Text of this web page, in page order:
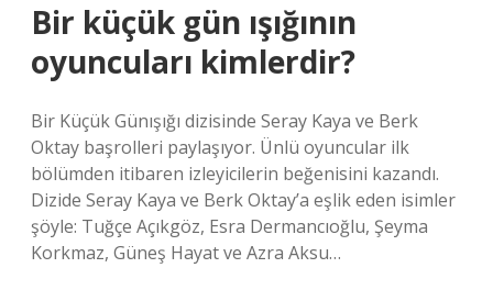
Bir küçük gün ışığının
oyuncuları kimlerdir?
Bir Küçük Günışığı dizisinde Seray Kaya ve Berk
Oktay başrolleri paylaşıyor. Ünlü oyuncular ilk
bölümden itibaren izleyicilerin beğenisini kazandı.
Dizide Seray Kaya ve Berk Oktay’a eşlik eden isimler
şöyle: Tuğçe Açıkgöz, Esra Dermancıoğlu, Şeyma
Korkmaz, Güneş Hayat ve Azra Aksu…